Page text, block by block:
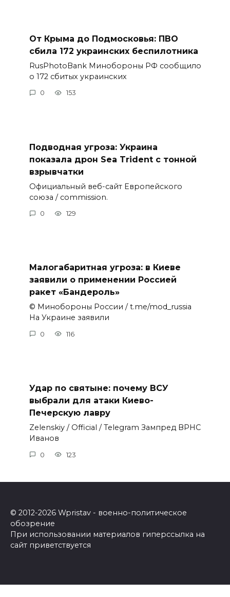
От Крыма до Подмосковья: ПВО
сбила 172 украинских беспилотника
RusPhotoBank Минобороны РФ сообщило
о 172 сбитых украинских
0 153
Подводная угроза: Украина
показала дрон Sea Trident с тонной
взрывчатки
Официальный веб-сайт Европейского
союза / commission.
0 129
Малогабаритная угроза: в Киеве
заявили о применении Россией
ракет «Бандероль»
© Минобороны России / t.me/mod_russia
На Украине заявили
0 116
Удар по святыне: почему ВСУ
выбрали для атаки Киево-
Печерскую лавру
Zеlеnskiу / Оfficiаl / Telegram Зампред ВРНС
Иванов
0 123
© 2012-2026 Wpristav - военно-политическое
обозрение
При использовании материалов гиперссылка на
сайт приветствуется